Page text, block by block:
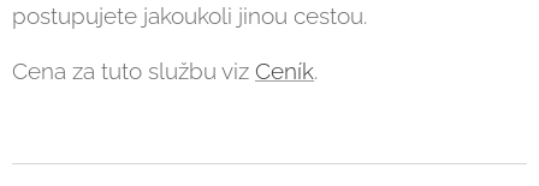
postupujete jakoukoli jinou cestou.
Cena za tuto službu viz Ceník.